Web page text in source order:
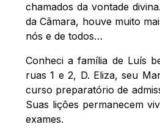
chamados da vontade
da Câmara, houve muito
nós e de todos…
Conheci a família de Luís
ruas 1 e 2, D. Eliza, seu
curso preparatório de
Suas lições permanecem
exames.